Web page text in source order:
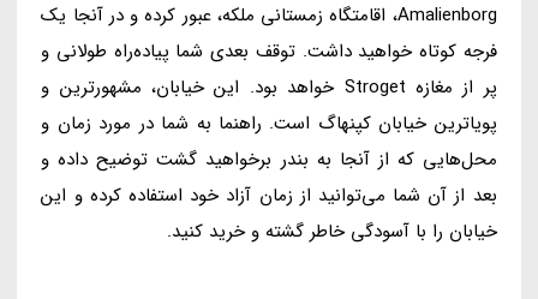
Amalienborg، اقامتگاه زمستانی ملکه، عبور کرده و در آنجا یک
فرجه کوتاه خواهید داشت. توقف بعدی شما پیاده‌راه طولانی و
پر از مغازه Stroget خواهد بود. این خیابان، مشهورترین و
پویاترین خیابان کپنهاگ است. راهنما به شما در مورد زمان و
محل‌هایی که از آنجا به بندر برخواهید گشت توضیح داده و
بعد از آن شما می‌توانید از زمان آزاد خود استفاده کرده و این
خیابان را با آسودگی خاطر گشته و خرید کنید.